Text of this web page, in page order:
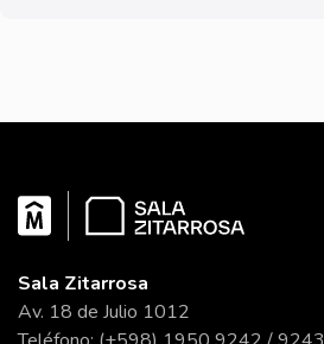
Sala Zitarrosa
Av. 18 de Julio 1012